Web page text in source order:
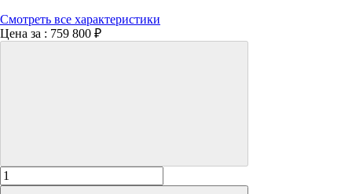
Смотреть все характеристики
Цена за : 759 800 ₽